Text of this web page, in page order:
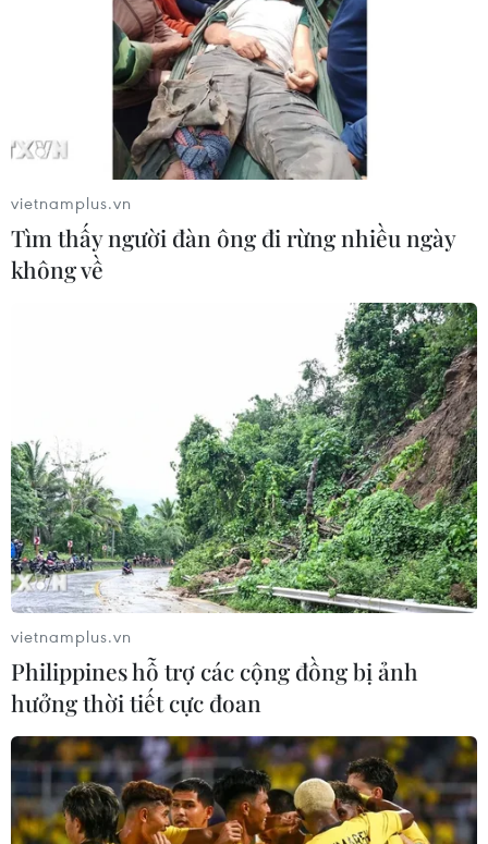
vietnamplus.vn
Tìm thấy người đàn ông đi rừng nhiều ngày
không về
vietnamplus.vn
Philippines hỗ trợ các cộng đồng bị ảnh
hưởng thời tiết cực đoan